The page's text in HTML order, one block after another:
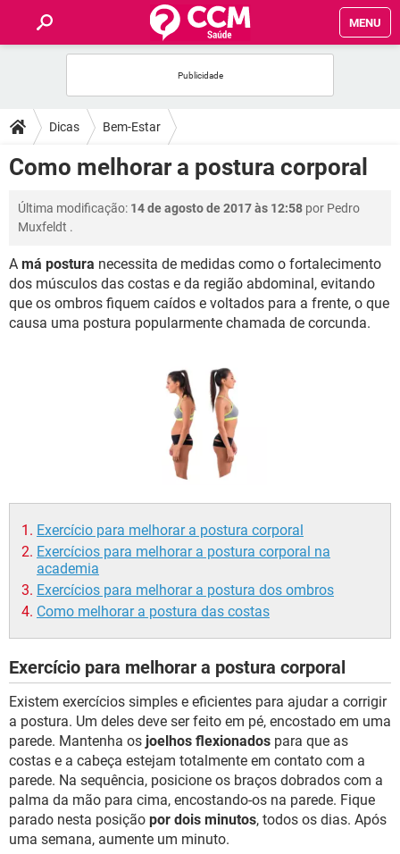
MENU
FÓRUM
SAÚDE
FAMÍLIA
BEM-ESTAR
Dicas Bem-Estar
Como melhorar a postura corporal
Última modificação: 14 de agosto de 2017 às 12:58 por Pedro
Muxfeldt .
A má postura necessita de medidas como o fortalecimento
dos músculos das costas e da região abdominal, evitando
que os ombros fiquem caídos e voltados para a frente, o que
causa uma postura popularmente chamada de corcunda.
Exercício para melhorar a postura corporal
Exercícios para melhorar a postura corporal na
academia
Exercícios para melhorar a postura dos ombros
Como melhorar a postura das costas
Exercício para melhorar a postura corporal
Existem exercícios simples e eficientes para ajudar a corrigir
a postura. Um deles deve ser feito em pé, encostado em uma
parede. Mantenha os joelhos flexionados para que as
costas e a cabeça estejam totalmente em contato com a
parede. Na sequência, posicione os braços dobrados com a
palma da mão para cima, encostando-os na parede. Fique
parado nesta posição por dois minutos, todos os dias. Após
uma semana, aumente um minuto.